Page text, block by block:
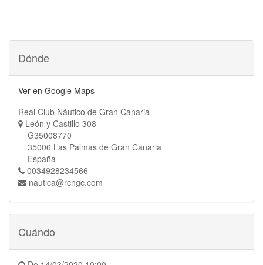
Dónde
Ver en Google Maps
Real Club Náutico de Gran Canaria
León y Castillo 308
G35008770
35006 Las Palmas de Gran Canaria
España
0034928234566
nautica@rcngc.com
Cuándo